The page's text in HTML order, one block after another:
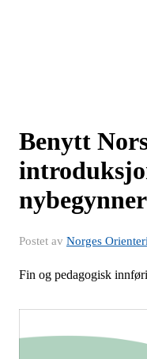
Benytt
Postet av Norges
Fin og pedagogisk